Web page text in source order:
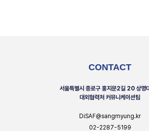
CONTACT
서울특별시 종로구 홍지문2길 20 상명
대외협력처 커뮤니케이션팀
DiSAF@sangmyung.kr
02-2287-5199